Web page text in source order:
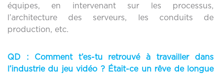
équipes, en intervenant sur les processus,
l’architecture des serveurs, les conduits de
production, etc.
QD :
Comment t’es-tu retrouvé à travailler dans
l’industrie du jeu vidéo ? Était-ce un rêve de longue